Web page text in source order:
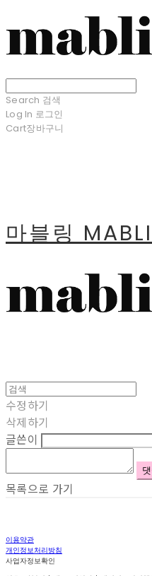
Search 검색
Log In 로그인
Cart장바구니
마블링
수정하기
삭제하기
글쓴이
목록으로 가기
이용약관
개인정보처리방침
사업자정보확인